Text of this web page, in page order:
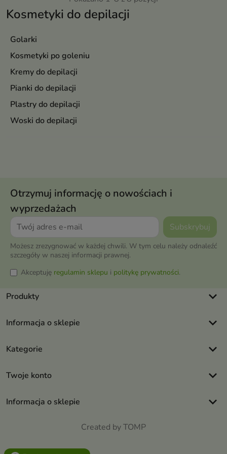
Kosmetyki do depilacji
Golarki
Kosmetyki po goleniu
Kremy do depilacji
Pianki do depilacji
Plastry do depilacji
Woski do depilacji
Otrzymuj informację o nowościach i
wyprzedażach
Możesz zrezygnować w każdej chwili. W tym celu należy odnaleźć
szczegóły w naszej informacji prawnej.
Akceptuję regulamin sklepu i politykę prywatności.
Produkty keyboard_arrow_down
Informacja o sklepie keyboard_arrow_down
Kategorie keyboard_arrow_down
Twoje konto keyboard_arrow_down
Informacja o sklepie keyboard_arrow_down
Created by TOMP